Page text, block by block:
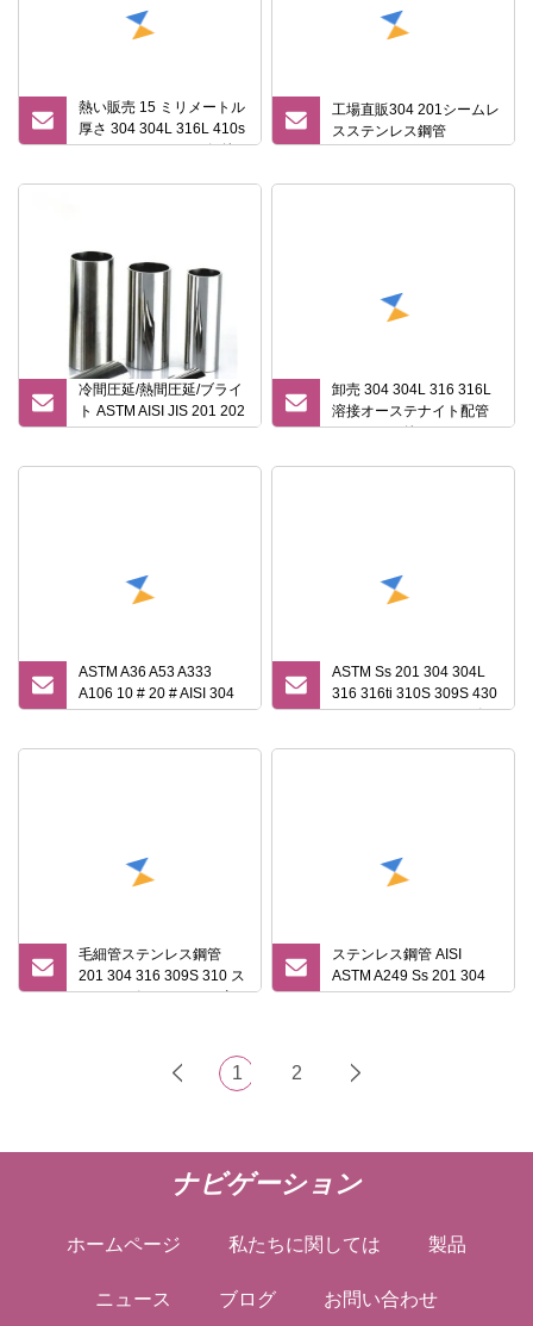
熱い販売 15 ミリメートル
厚さ 304 304L 316L 410s
ラウンドステンレス鋼管
工場直販304 201シームレ
スステンレス鋼管
冷間圧延/熱間圧延/ブライ
ト ASTM AISI JIS 201 202
2205 304 316L 310S 410
卸売 304 304L 316 316L
溶接オーステナイト配管
シームレス管ステンレス
ASTM A36 A53 A333
A106 10 # 20 # AISI 304
316 321 314 904L 310S
ASTM Ss 201 304 304L
316 316ti 310S 309S 430
904L 2205 ステンレス鋼/
毛細管ステンレス鋼管
201 304 316 309S 310 ス
テンレス鋼シームレス丸
ステンレス鋼管 AISI
ASTM A249 Ss 201 304
304L 316 316L シームレ
316L ステンレス鋼管
1 2
ナビゲーション
ホームページ 私たちに関しては 製品
ニュース ブログ お問い合わせ